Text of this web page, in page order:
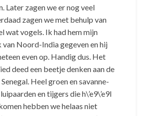
Later zagen we er nog veel
zagen we met behulp van
wat vogels. Ik had hem mijn
Noord-India gegeven en hij
even op. Handig dus. Het
deed een beetje denken aan de
Heel groen en savanne-
en tijgers die h\’e9\’e9l
hebben we helaas niet